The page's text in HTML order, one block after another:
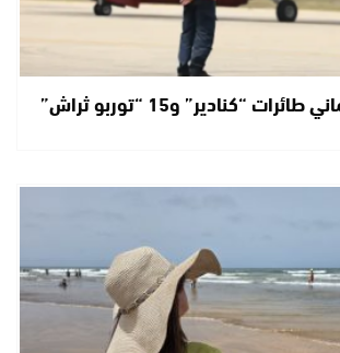
المغرب يعبّئ ثماني طائرات “كنادير” و15 “توربو ثراش”